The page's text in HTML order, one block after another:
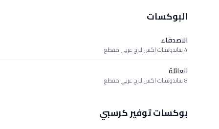
البوكسات
الاصدقاء
4 ساندوتشات اكس لارج عربي مقطع
العائلة
8 ساندوتشات اكس لارج عربي مقطع
بوكسات توفير كرسبي